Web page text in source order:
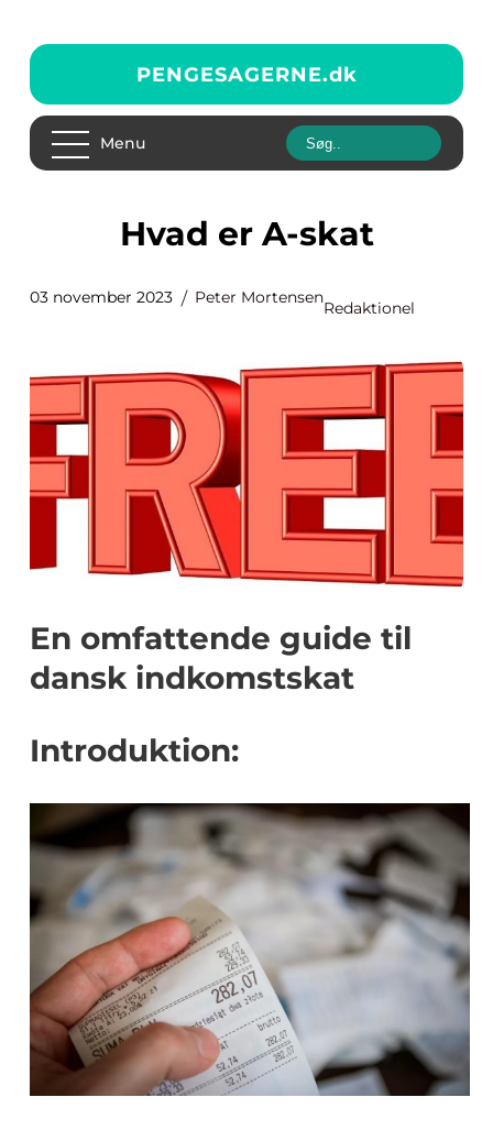
PENGESAGERNE.dk
Menu
Hvad er A-skat
03 november 2023 Peter Mortensen
Redaktionel
En omfattende guide til
dansk indkomstskat
Introduktion: